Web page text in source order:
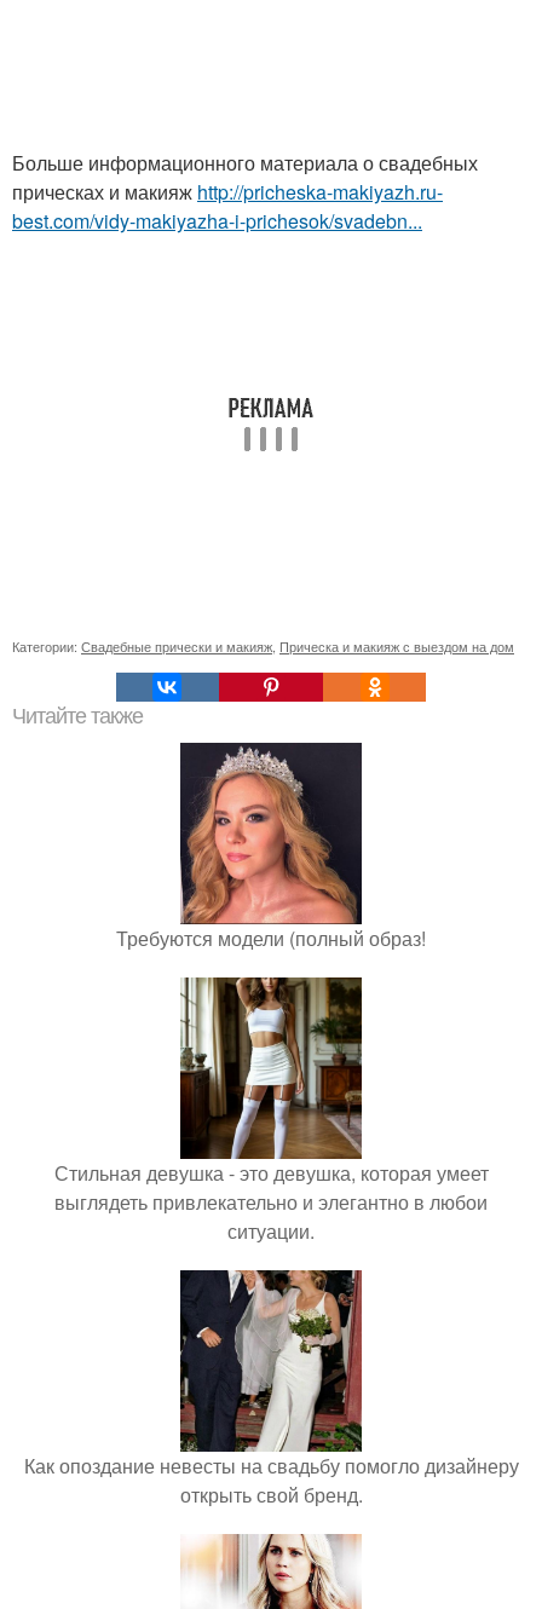
Больше информационного материала о свадебных
прическах и макияж http://pricheska-makiyazh.ru-
best.com/vidy-makiyazha-i-prichesok/svadebn...
Категории: Свадебные прически и макияж Прическа и макияж с выездом на дом
Читайте также
Требуются модели (полный образ!
Стильная девушка - это девушка, которая умеет
выглядеть привлекательно и элегантно в любои
ситуации.
Как опоздание невесты на свадьбу помогло дизайнеру
открыть свой бренд.